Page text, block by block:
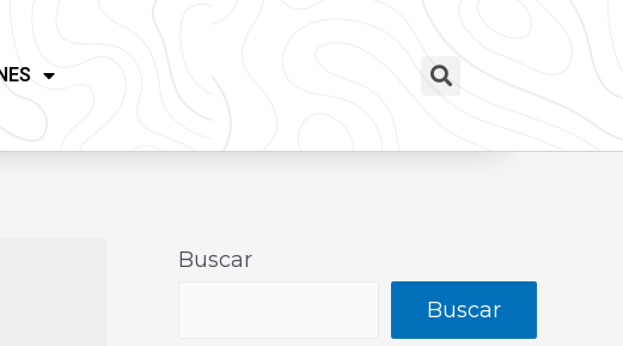
Buscar
Buscar